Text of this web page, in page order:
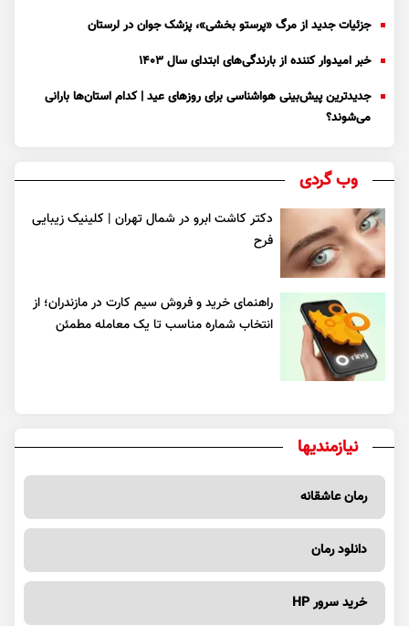
جزئیات جدید از مرگ «پرستو بخشی»، پزشک جوان در لرستان
خبر امیدوار کننده از بارندگی‌های ابتدای سال ۱۴۰۳
جدیدترین پیش‌بینی هواشناسی برای روزهای عید | کدام استان‌ها بارانی
می‌شوند؟
وب گردی
دکتر کاشت ابرو در شمال تهران | کلینیک زیبایی
فرح
راهنمای خرید و فروش سیم کارت در مازندران؛ از
انتخاب شماره مناسب تا یک معامله مطمئن
نیازمندیها
رمان عاشقانه
دانلود رمان
خرید سرور HP